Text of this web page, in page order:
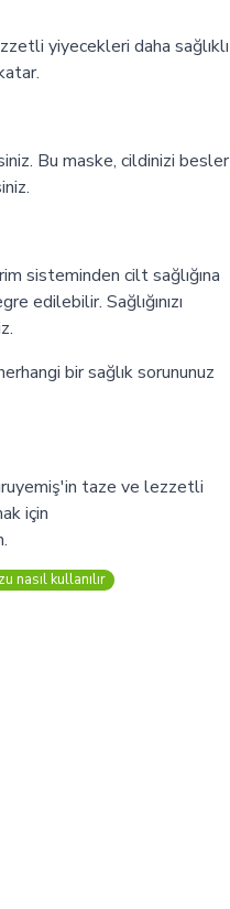
yiyecekleri daha sağlıklı
Bu maske, cildinizi besler
sisteminden cilt sağlığına
edilebilir. Sağlığınızı
bir sağlık sorununuz
taze ve lezzetli
için
nasıl kullanılır